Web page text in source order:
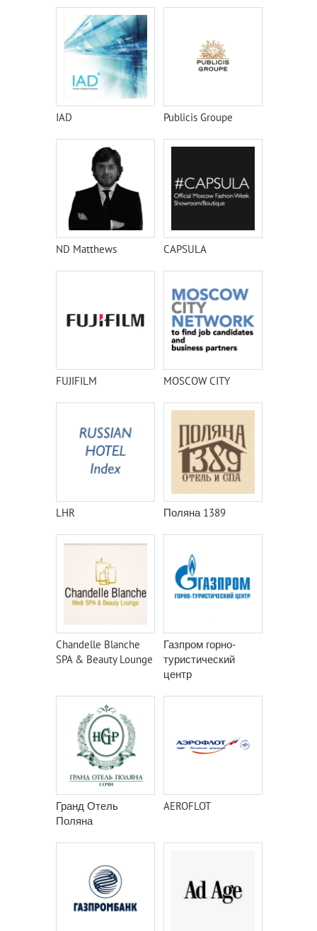
IAD Publicis Groupe
ND Matthews CAPSULA
FUJIFILM MOSCOW CITY
LHR Поляна 1389
Chandelle Blanche
SPA & Beauty Lounge
Газпром горно-
туристический
центр
Гранд Отель
Поляна
AEROFLOT